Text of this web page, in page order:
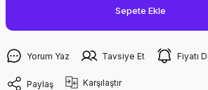
Sepete Ekle
Yorum Yaz Tavsiye Et Fiyatı
Paylaş Karşılaştır